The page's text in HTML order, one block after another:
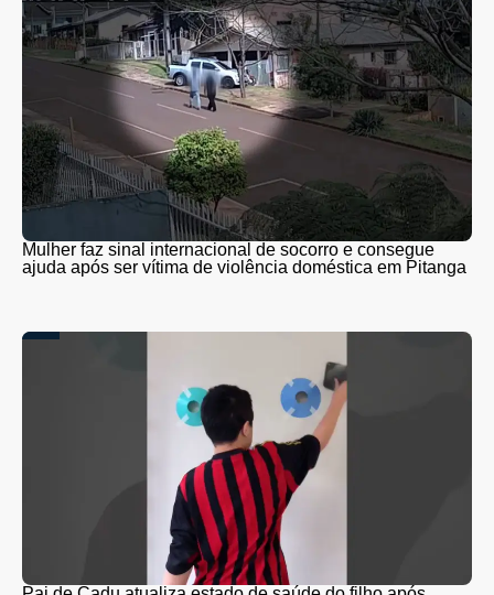
Mulher faz sinal internacional de socorro e consegue
ajuda após ser vítima de violência doméstica em Pitanga